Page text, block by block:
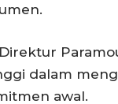
dalam
awal.